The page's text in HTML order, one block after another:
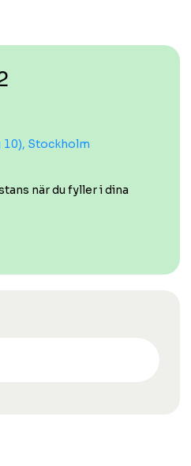
10), Stockholm
när du fyller i dina